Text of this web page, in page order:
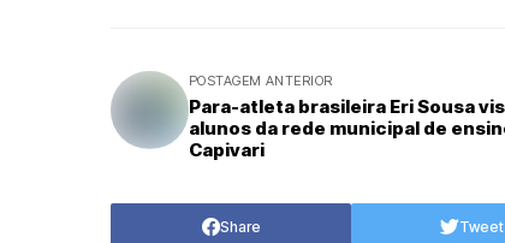
POSTAGEM ANTERIOR
Para-atleta brasileira Eri Sousa
alunos da rede municipal de
Capivari
Share Tweet